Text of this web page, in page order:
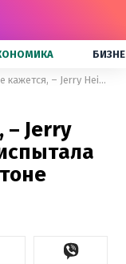
Думала, мне кажется, – Jerry Heil рассказала, как испытала землетрясение в Бостоне
– Jerry